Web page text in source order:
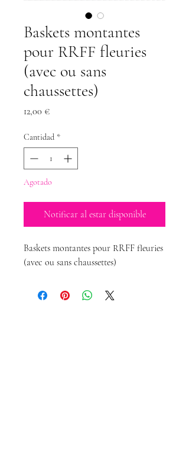
Baskets montantes
pour RRFF fleuries
(avec ou sans
chaussettes)
12,00 €Precio
Cantidad *
Agotado
Notificar al estar disponible
Baskets montantes pour RRFF fleuries
(avec ou sans chaussettes)